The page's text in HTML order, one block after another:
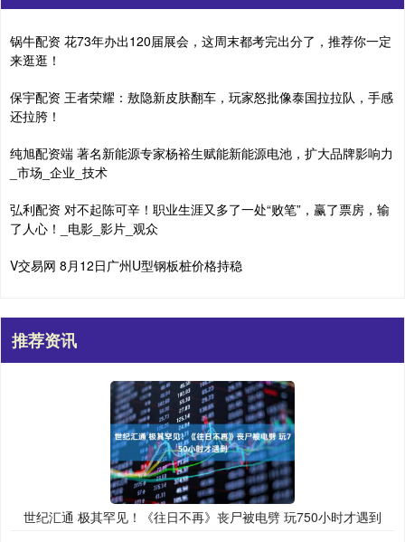
锅牛配资 花73年办出120届展会，这周末都考完出分了，推荐你一定
来逛逛！
保宇配资 王者荣耀：敖隐新皮肤翻车，玩家怒批像泰国拉拉队，手感
还拉胯！
纯旭配资端 著名新能源专家杨裕生赋能新能源电池，扩大品牌影响力
_市场_企业_技术
弘利配资 对不起陈可辛！职业生涯又多了一处“败笔”，赢了票房，输
了人心！_电影_影片_观众
V交易网 8月12日广州U型钢板桩价格持稳
推荐资讯
世纪汇通 极其罕见！《往日不再》丧尸被电劈 玩750小时才遇到